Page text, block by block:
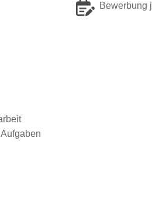
Bewerbung